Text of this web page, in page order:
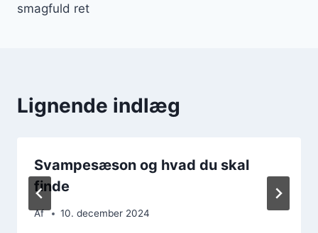
smagfuld ret
Lignende indlæg
Svampesæson og hvad du skal
finde
Af 10. december 2024